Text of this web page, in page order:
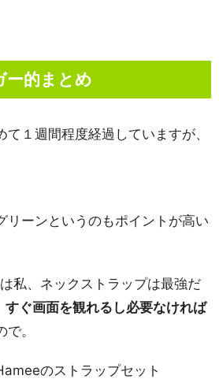
ー的まとめ
１週間程度経過していますが、
リーンというのもポイントが高い
私、ネックストラップは最強だ
すぐ画面を観れるし必要なければ
で。
のストラップセット